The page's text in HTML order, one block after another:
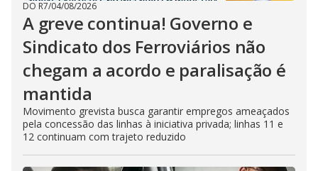
DO R7/04/08/2026
A greve continua! Governo e
Sindicato dos Ferroviários não
chegam a acordo e paralisação é
mantida
Movimento grevista busca garantir empregos ameaçados
pela concessão das linhas à iniciativa privada; linhas 11 e
12 continuam com trajeto reduzido